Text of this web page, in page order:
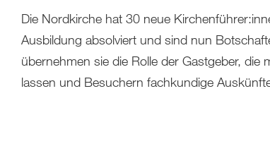
Die Nordkirche hat 30 neue
Ausbildung absolviert und sind nun
übernehmen sie die Rolle der Gastgeber,
lassen und Besuchern fachkundige